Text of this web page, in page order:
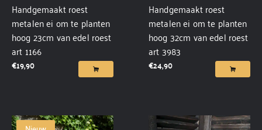
Handgemaakt roest
metalen ei om te planten
hoog 23cm van edel roest
art 1166
€19,90
Handgemaakt roest
metalen ei om te planten
hoog 32cm van edel roest
art 3983
€24,90